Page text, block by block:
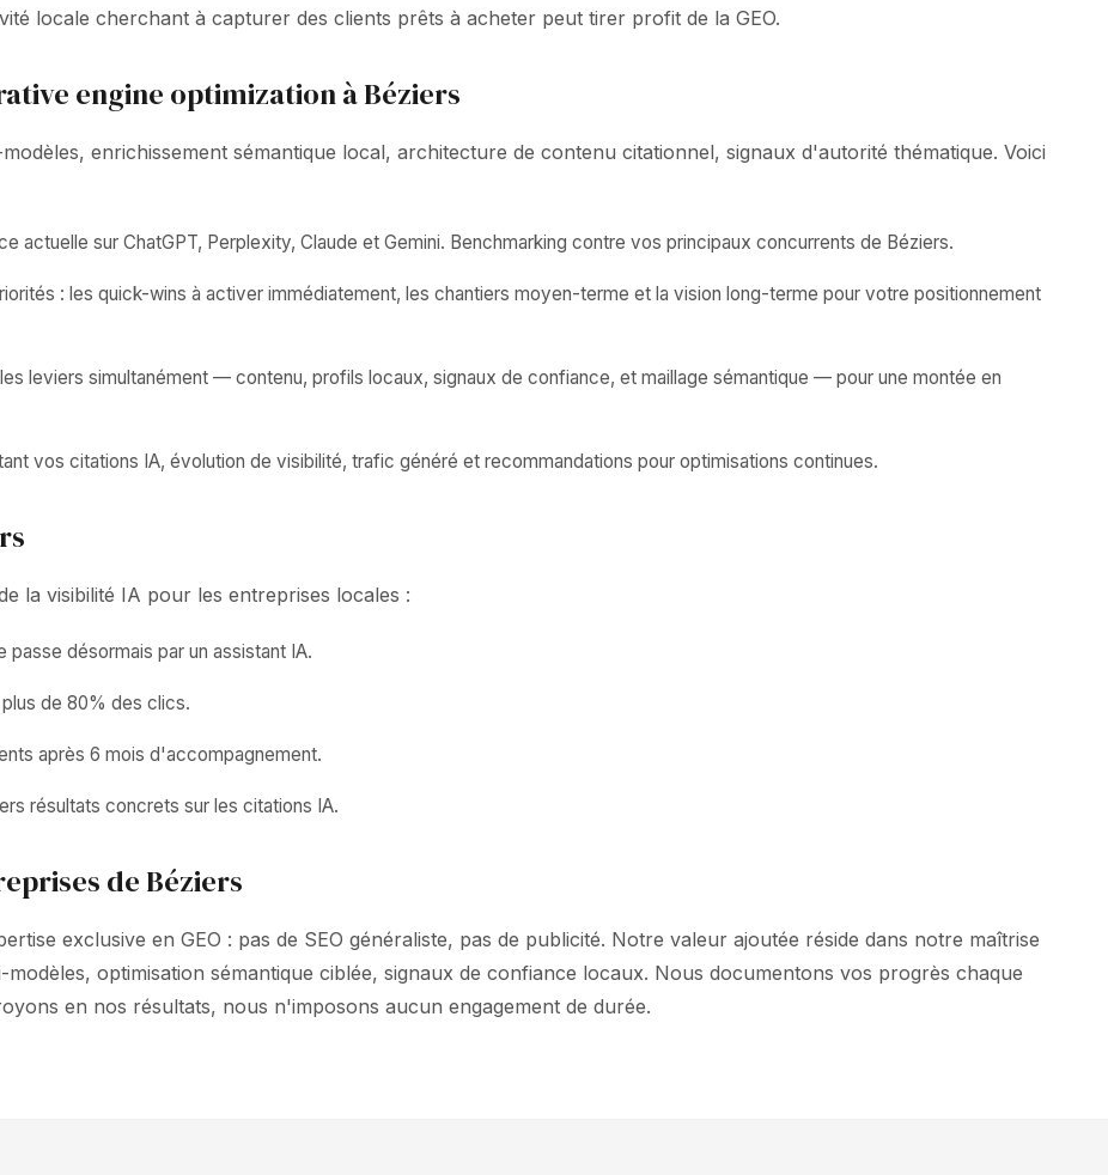
locale cherchant à capturer des clients prêts à acheter peut tirer profit de la GEO.
engine optimization à Béziers
enrichissement sémantique local, architecture de contenu citationnel, signaux d'autorité thématique. Voici
actuelle sur ChatGPT, Perplexity, Claude et Gemini. Benchmarking contre vos principaux concurrents de Béziers.
: les quick-wins à activer immédiatement, les chantiers moyen-terme et la vision long-terme pour votre positionnement
leviers simultanément — contenu, profils locaux, signaux de confiance, et maillage sémantique — pour une montée en
vos citations IA, évolution de visibilité, trafic généré et recommandations pour optimisations continues.
la visibilité IA pour les entreprises locales :
désormais par un assistant IA.
de 80% des clics.
après 6 mois d'accompagnement.
résultats concrets sur les citations IA.
de Béziers
exclusive en GEO : pas de SEO généraliste, pas de publicité. Notre valeur ajoutée réside dans notre maîtrise
optimisation sémantique ciblée, signaux de confiance locaux. Nous documentons vos progrès chaque
en nos résultats, nous n'imposons aucun engagement de durée.